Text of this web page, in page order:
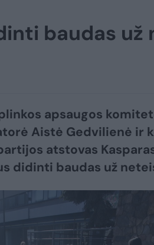
baudas už
apsaugos
Aistė Gedvilienė ir
atstovas
didinti baudas už